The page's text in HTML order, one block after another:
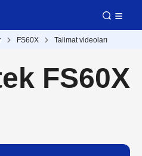
FS60X Talimat videoları
FS60X